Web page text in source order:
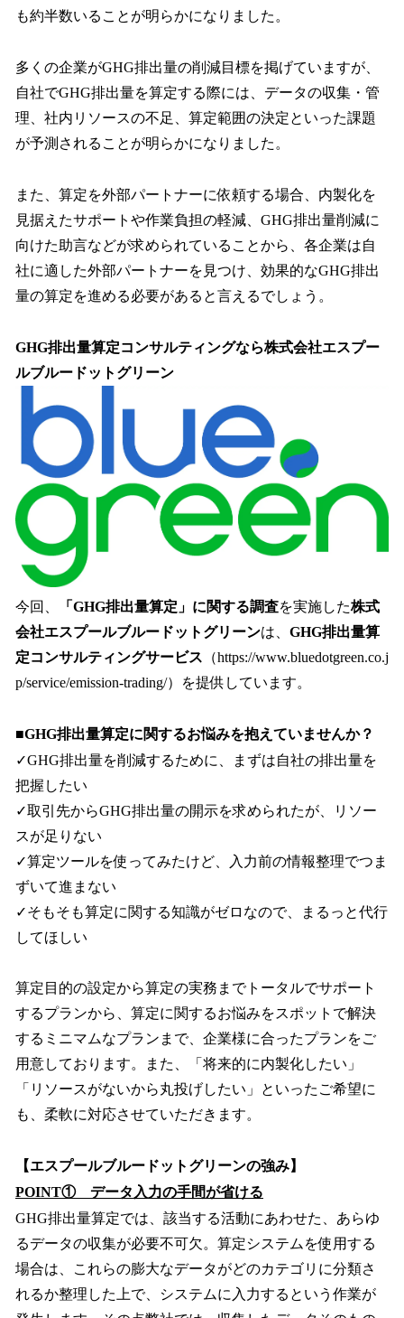
も約半数いることが明らかになりました。
多くの企業がGHG排出量の削減目標を掲げていますが、
自社でGHG排出量を算定する際には、データの収集・管
理、社内リソースの不足、算定範囲の決定といった課題
が予測されることが明らかになりました。
また、算定を外部パートナーに依頼する場合、内製化を
見据えたサポートや作業負担の軽減、GHG排出量削減に
向けた助言などが求められていることから、各企業は自
社に適した外部パートナーを見つけ、効果的なGHG排出
量の算定を進める必要があると言えるでしょう。
GHG排出量算定コンサルティングなら株式会社エスプー
ルブルードットグリーン
今回、 「GHG排出量算定」に関する調査を実施した株式
会社エスプールブルードットグリーンは、 GHG排出量算
定コンサルティングサービス （https://www.bluedotgreen.co.j
p/service/emission-trading/）を提供しています。
■GHG排出量算定に関するお悩みを抱えていませんか？
✓GHG排出量を削減するために、まずは自社の排出量を
把握したい
✓取引先からGHG排出量の開示を求められたが、リソー
スが足りない
✓算定ツールを使ってみたけど、入力前の情報整理でつま
ずいて進まない
✓そもそも算定に関する知識がゼロなので、まるっと代行
してほしい
算定目的の設定から算定の実務までトータルでサポート
するプランから、算定に関するお悩みをスポットで解決
するミニマムなプランまで、企業様に合ったプランをご
用意しております。また、「将来的に内製化したい」
「リソースがないから丸投げしたい」といったご希望に
も、柔軟に対応させていただきます。
【エスプールブルードットグリーンの強み】
POINT① データ入力の手間が省ける
GHG排出量算定では、該当する活動にあわせた、あらゆ
るデータの収集が必要不可欠。算定システムを使用する
場合は、これらの膨大なデータがどのカテゴリに分類さ
れるか整理した上で、システムに入力するという作業が